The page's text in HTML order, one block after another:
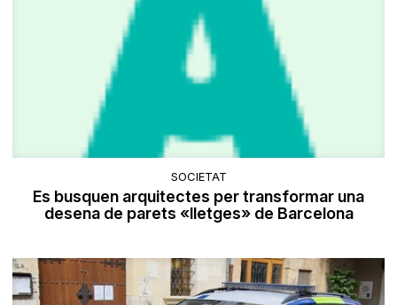
SOCIETAT
Es busquen arquitectes per transformar una
desena de parets «lletges» de Barcelona